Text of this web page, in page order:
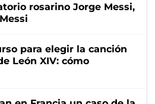
rosarino Jorge Messi,
para elegir la canción
León XIV: cómo